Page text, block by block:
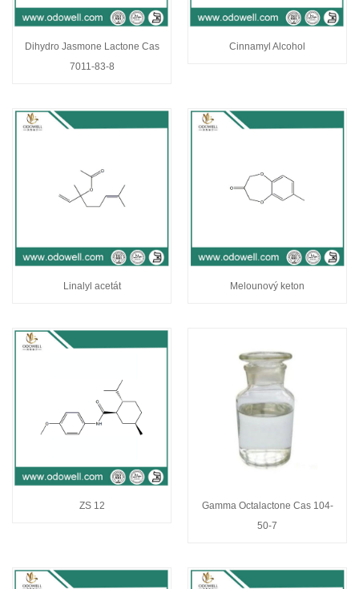
Dihydro Jasmone Lactone Cas
7011-83-8
Cinnamyl Alcohol
Linalyl acetát Melounový keton
ZS 12
Gamma Octalactone Cas 104-
50-7